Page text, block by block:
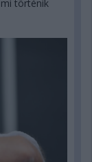
történik